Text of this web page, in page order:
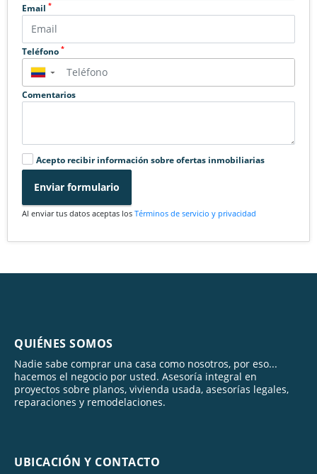
Email *
Teléfono *
▼
Comentarios
Acepto recibir información sobre ofertas inmobiliarias
Enviar formulario
Al enviar tus datos aceptas los Términos de servicio y privacidad
QUIÉNES SOMOS
Nadie sabe comprar una casa como nosotros, por eso...
hacemos el negocio por usted. Asesoría integral en
proyectos sobre planos, vivienda usada, asesorías legales,
reparaciones y remodelaciones.
UBICACIÓN Y CONTACTO